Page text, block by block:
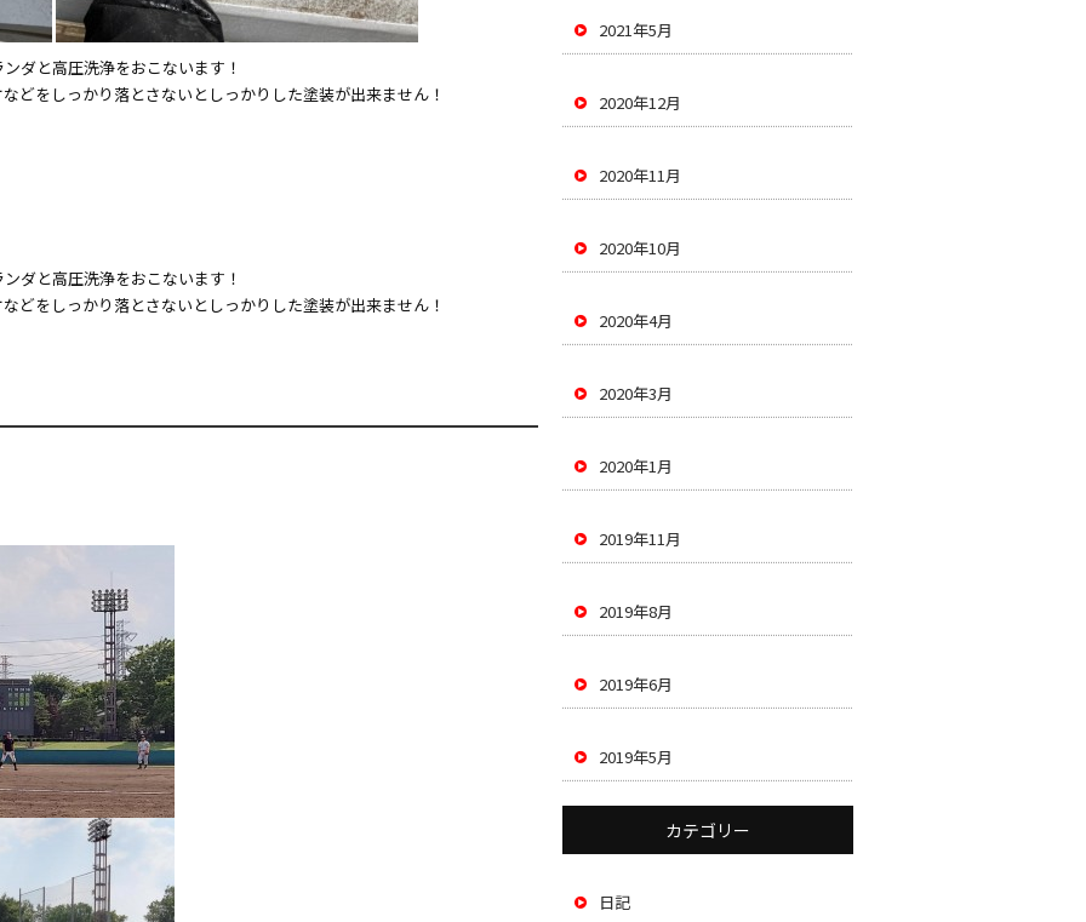
ダと高圧洗浄をおこないます！
どをしっかり落とさないとしっかりした塗装が出来ません！
ダと高圧洗浄をおこないます！
どをしっかり落とさないとしっかりした塗装が出来ません！
2021年5月
2020年12月
2020年11月
2020年10月
2020年4月
2020年3月
2020年1月
2019年11月
2019年8月
2019年6月
2019年5月
カテゴリー
日記